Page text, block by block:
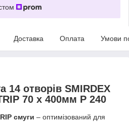
Доставка Оплата Умови
14 отворів SMIRDEX
70 x 400мм P 240
смуги – оптимізований для